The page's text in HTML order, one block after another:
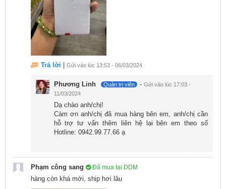
hệ điều hành Android 13, mang đến những tính năng
mới và cải thiện hiệu suất.
Tuy nhiên, một số bài test hiệu năng đã cho thấy
Google Pixel 7a 128GB cũ có xu hướng nhanh nóng
và gây giảm hiệu suất đáng kể khi chơi game trong
thời gian dài.
Trả lời Gửi vào lúc 13:53 - 06/03/2024
Phương Linh Quản trị viên - Gửi vào lúc 17:03 -
11/03/2024
Dạ chào anh/chị!
Cám ơn anh/chị đã mua hàng bên em, anh/chị cần
hỗ trợ tư vấn thêm liên hệ lại bên em theo số
Hotline: 0942.99.77.66 ạ
Phạm công sang Đã mua tại DDM
hàng còn khá mới, ship hơi lâu